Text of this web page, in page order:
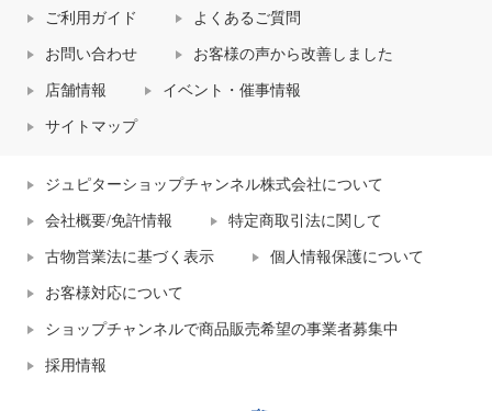
ご利用ガイド よくあるご質問
お問い合わせ お客様の声から改善しました
店舗情報 イベント・催事情報
サイトマップ
ジュピターショップチャンネル株式会社について
会社概要/免許情報 特定商取引法に関して
古物営業法に基づく表示 個人情報保護について
お客様対応について
ショップチャンネルで商品販売希望の事業者募集中
採用情報